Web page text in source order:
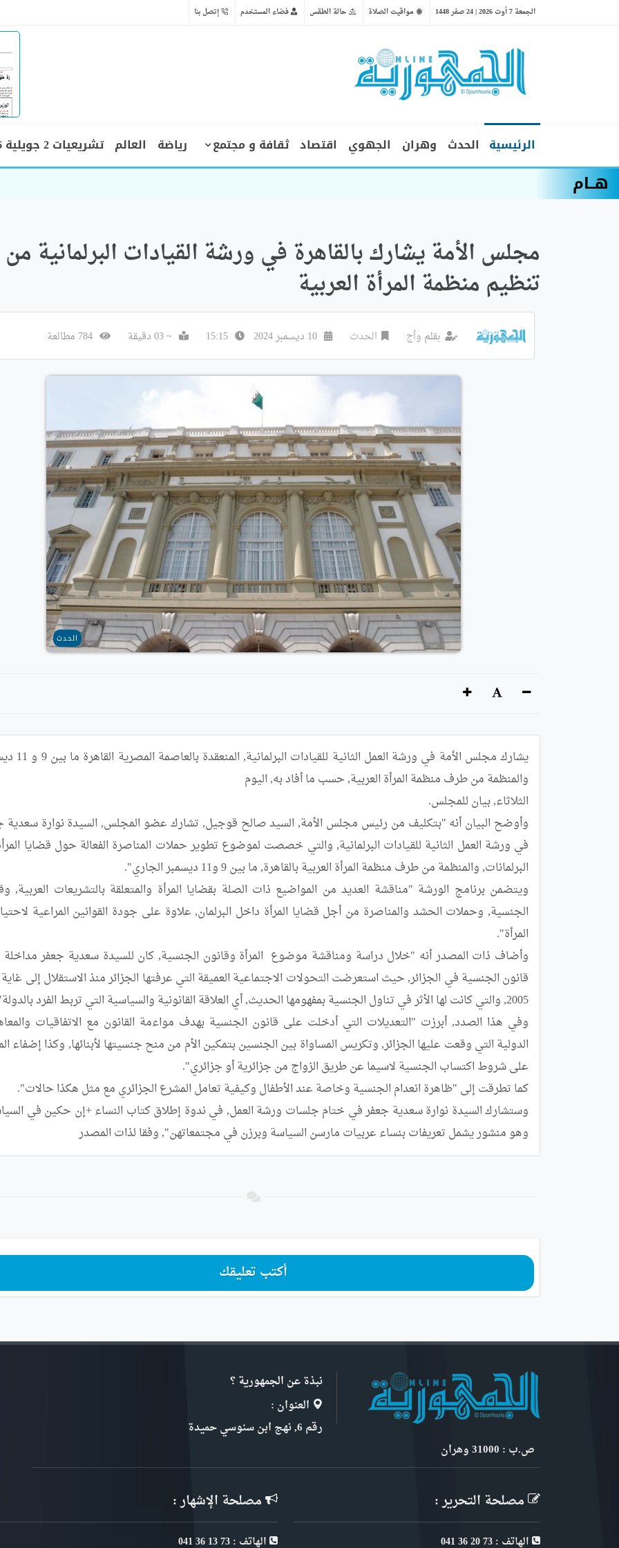
الجمعة 7 أوت 2026 | 24 صفر 1448 مواقيت الصلاة حالة الطقس فضاء المستخدم إتصل بنا
الرئيسية الحدث وهران الجهوي اقتصاد ثقافة و مجتمع رياضة العالم تشريعيات 2 جويلية 2026
هــام
مجلس الأمة يشارك بالقاهرة في ورشة القيادات البرلمانية من
تنظيم منظمة المرأة العربية
بقلم وأج الحدث 10 ديسمبر 2024 15:15 ~ 03 دقيقة 784 مطالعة
الحدث
وهو منشور يشمل تعريفات بنساء عربيات مارسن السياسة وبرزن في مجتمعاتهن", وفقا لذات المصدر
أكتب تعليقك
نبذة عن الجمهورية ؟
العنوان :
رقم 6, نهج ابن سنوسي حميدة
ص.ب : 31000 وهران
مصلحة التحرير :
الهاتف : 73 20 36 041
مصلحة الإشهار :
الهاتف : 73 13 36 041